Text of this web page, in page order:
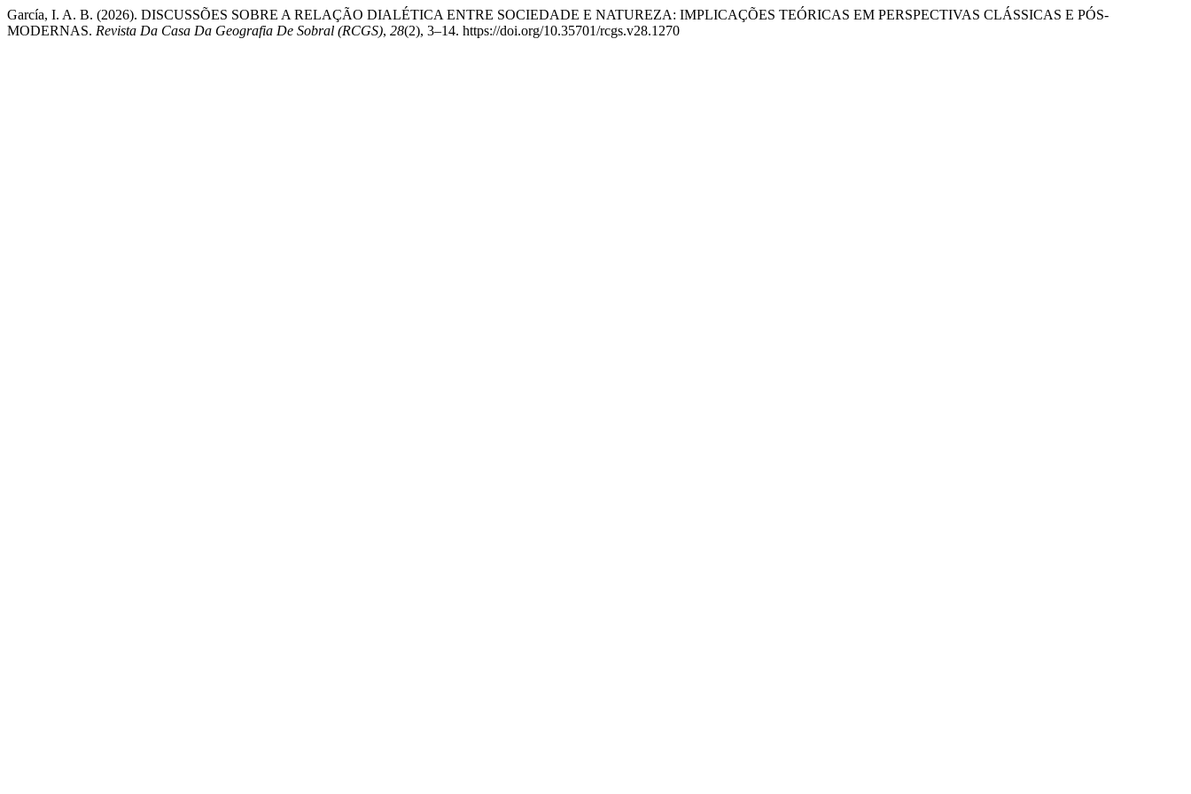
García, I. A. B. (2026). DISCUSSÕES SOBRE A RELAÇÃO DIALÉTICA ENTRE SOCIEDADE E NATUREZA: IMPLICAÇÕES TEÓRICAS EM PERSPECTIVAS CLÁSSICAS E PÓS-
MODERNAS. Revista Da Casa Da Geografia De Sobral (RCGS), 28(2), 3–14. https://doi.org/10.35701/rcgs.v28.1270